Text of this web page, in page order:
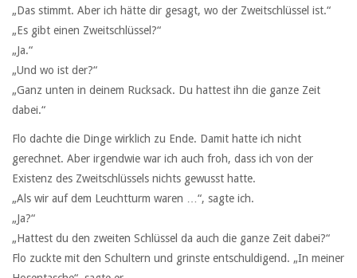
„Das stimmt. Aber ich hätte dir gesagt, wo der Zweitschlüssel ist.“
„Es gibt einen Zweitschlüssel?“
„Ja.“
„Und wo ist der?“
„Ganz unten in deinem Rucksack. Du hattest ihn die ganze Zeit
dabei.“
Flo dachte die Dinge wirklich zu Ende. Damit hatte ich nicht
gerechnet. Aber irgendwie war ich auch froh, dass ich von der
Existenz des Zweitschlüssels nichts gewusst hatte.
„Als wir auf dem Leuchtturm waren …“, sagte ich.
„Ja?“
„Hattest du den zweiten Schlüssel da auch die ganze Zeit dabei?“
Flo zuckte mit den Schultern und grinste entschuldigend. „In meiner